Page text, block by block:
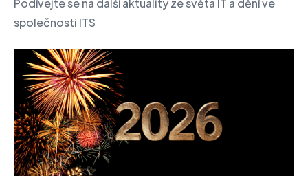
Podívejte se na další aktuality ze světa IT a dění ve
společnosti ITS